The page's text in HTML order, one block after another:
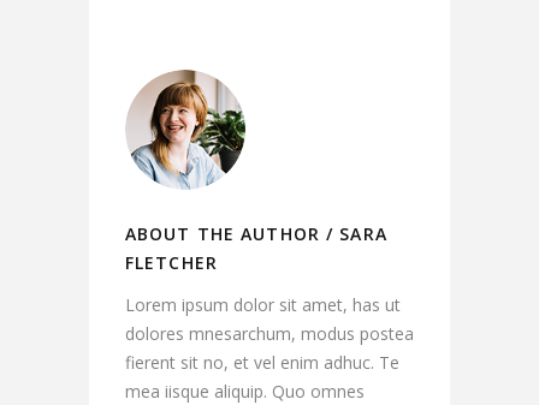
ABOUT THE AUTHOR / SARA
FLETCHER
Lorem ipsum dolor sit amet, has ut
dolores mnesarchum, modus postea
fierent sit no, et vel enim adhuc. Te
mea iisque aliquip. Quo omnes